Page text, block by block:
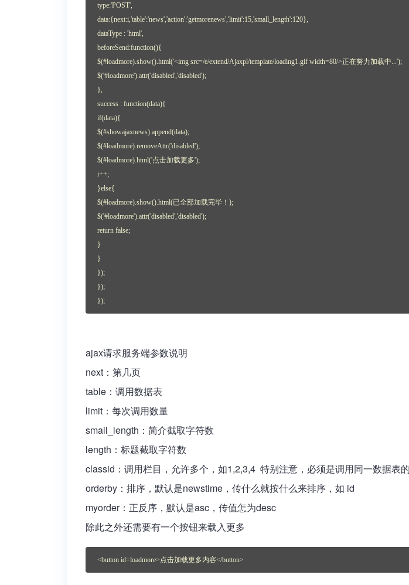
type:'POST',
data:{next:i,'table':'news','action':'getmorenews','limit':15,'small_length':120},
dataType : 'html',
beforeSend:function(){
$(#loadmore).show().html('<img src=/e/extend/Ajaxpl/template/loading1.gif width=80/>正在努力加载中...');
$('#loadmore').attr('disabled','disabled');
},
success : function(data){
if(data){
$(#showajaxnews).append(data);
$(#loadmore).removeAttr('disabled');
$(#loadmore).html('点击加载更多');
i++;
}else{
$(#loadmore).show().html(已全部加载完毕！);
$('#loadmore').attr('disabled','disabled');
return false;
}
}
});
});
});
ajax请求服务端参数说明
next：第几页
table：调用数据表
limit：每次调用数量
small_length：简介截取字符数
length：标题截取字符数
classid：调用栏目，允许多个，如1,2,3,4 特别注意，必须是调用同一数据表
orderby：排序，默认是newstime，传什么就按什么来排序，如 id
myorder：正反序，默认是asc，传值怎为desc
除此之外还需要有一个按钮来载入更多
<button id=loadmore>点击加载更多内容</button>